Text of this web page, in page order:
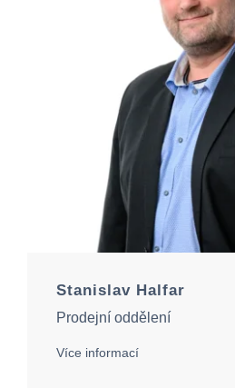
Stanislav Halfar
Prodejní oddělení
Více informací